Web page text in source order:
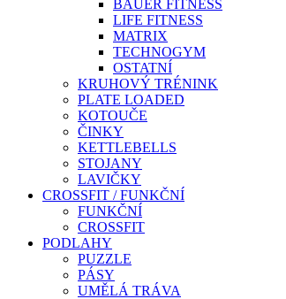
BAUER FITNESS
LIFE FITNESS
MATRIX
TECHNOGYM
OSTATNÍ
KRUHOVÝ TRÉNINK
PLATE LOADED
KOTOUČE
ČINKY
KETTLEBELLS
STOJANY
LAVIČKY
CROSSFIT / FUNKČNÍ
FUNKČNÍ
CROSSFIT
PODLAHY
PUZZLE
PÁSY
UMĚLÁ TRÁVA